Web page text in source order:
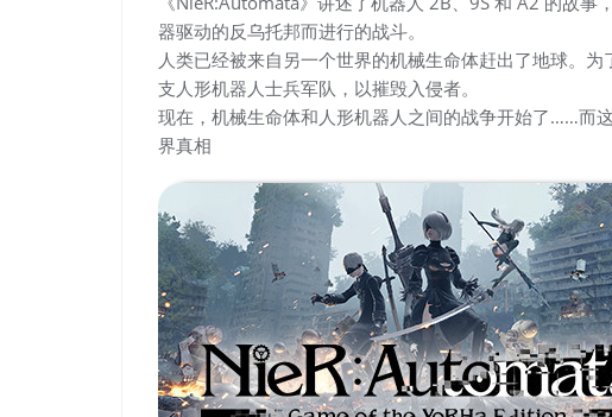
器驱动的反乌托邦而进行的战斗。
人类已经被来自另一个世界的机械生命体赶出了地球。
支人形机器人士兵军队，以摧毁入侵者。
现在，机械生命体和人形机器人之间的战争开始了……而
界真相